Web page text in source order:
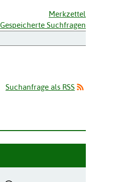
Merkzettel
Gespeicherte Suchfragen
Suchanfrage als RSS